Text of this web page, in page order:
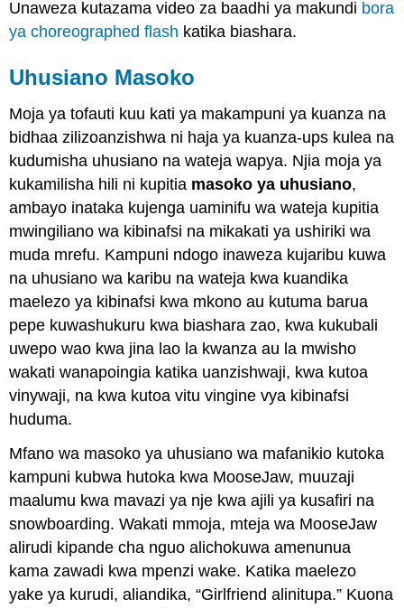
Unaweza kutazama video za baadhi ya makundi bora
ya choreographed flash katika biashara.
Uhusiano Masoko
Moja ya tofauti kuu kati ya makampuni ya kuanza na
bidhaa zilizoanzishwa ni haja ya kuanza-ups kulea na
kudumisha uhusiano na wateja wapya. Njia moja ya
kukamilisha hili ni kupitia masoko ya uhusiano,
ambayo inataka kujenga uaminifu wa wateja kupitia
mwingiliano wa kibinafsi na mikakati ya ushiriki wa
muda mrefu. Kampuni ndogo inaweza kujaribu kuwa
na uhusiano wa karibu na wateja kwa kuandika
maelezo ya kibinafsi kwa mkono au kutuma barua
pepe kuwashukuru kwa biashara zao, kwa kukubali
uwepo wao kwa jina lao la kwanza au la mwisho
wakati wanapoingia katika uanzishwaji, kwa kutoa
vinywaji, na kwa kutoa vitu vingine vya kibinafsi
huduma.
Mfano wa masoko ya uhusiano wa mafanikio kutoka
kampuni kubwa hutoka kwa MooseJaw, muuzaji
maalumu kwa mavazi ya nje kwa ajili ya kusafiri na
snowboarding. Wakati mmoja, mteja wa MooseJaw
alirudi kipande cha nguo alichokuwa amenunua
kama zawadi kwa mpenzi wake. Katika maelezo
yake ya kurudi, aliandika, “Girlfriend alinitupa.” Kuona